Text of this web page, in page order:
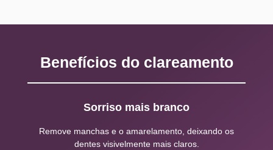
Benefícios do clareamento
Sorriso mais branco
Remove manchas e o amarelamento, deixando os
dentes visivelmente mais claros.